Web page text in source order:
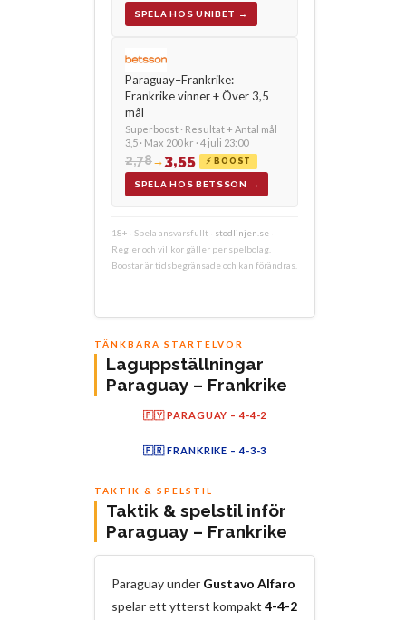
SPELA HOS UNIBET →
Paraguay–Frankrike:
Frankrike vinner + Över 3,5
mål
Superboost · Resultat + Antal mål
3,5 · Max 200 kr · 4 juli 23:00
2,78→3,55 ⚡ BOOST
SPELA HOS BETSSON →
18+ · Spela ansvarsfullt · stodlinjen.se ·
Regler och villkor gäller per spelbolag.
Boostar är tidsbegränsade och kan förändras.
TÄNKBARA STARTELVOR
Laguppställningar
Paraguay – Frankrike
🇵🇾 PARAGUAY – 4-4-2
🇫🇷 FRANKRIKE – 4-3-3
TAKTIK & SPELSTIL
Taktik & spelstil inför
Paraguay – Frankrike
Paraguay under Gustavo Alfaro
spelar ett ytterst kompakt 4-4-2